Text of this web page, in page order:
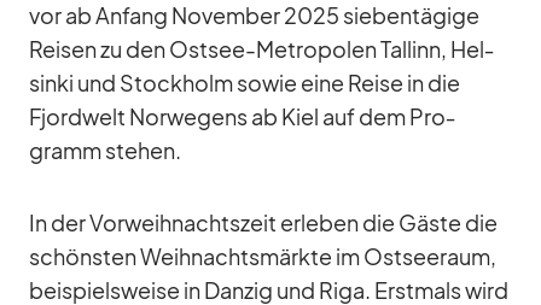
vor ab An­fang No­vem­ber 2025 sie­ben­tä­gige
Rei­sen zu den Ost­see-Me­tro­po­len Tal­linn, Hel­
sinki und Stock­holm so­wie eine Reise in die
Fjord­welt Nor­we­gens ab Kiel auf dem Pro­
gramm ste­hen.
In der Vor­weih­nachts­zeit er­le­ben die Gäste die
schöns­ten Weih­nachts­märkte im Ost­see­raum,
bei­spiels­weise in Dan­zig und Riga. Erst­mals wird